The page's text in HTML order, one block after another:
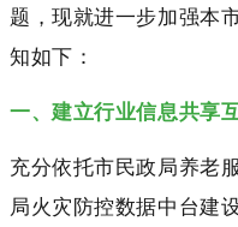
题，现就进一步加强本
知如下：
一、建立行业信息共享
充分依托市民政局养老
局火灾防控数据中台建